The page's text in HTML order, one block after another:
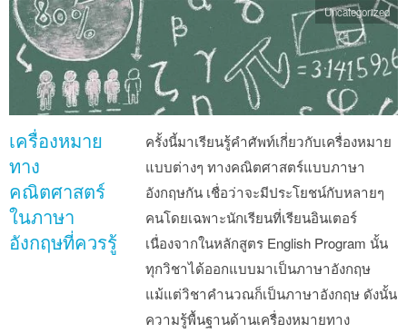
เครื่องหมาย
ทาง
คณิตศาสตร์
ในภาษา
อังกฤษที่ควรรู้
ครั้งนี้มาเรียนรู้คำศัพท์เกี่ยวกับเครื่องหมาย
แบบต่างๆ ทางคณิตศาสตร์แบบภาษา
อังกฤษกัน เชื่อว่าจะมีประโยชน์กับหลายๆ
คนโดยเฉพาะนักเรียนที่เรียนอินเตอร์
เนื่องจากในหลักสูตร English Program นั้น
ทุกวิชาได้ออกแบบมาเป็นภาษาอังกฤษ
แม้แต่วิชาคำนวณก็เป็นภาษาอังกฤษ ดังนั้น
ความรู้พื้นฐานด้านเครื่องหมายทาง
Uncategorized